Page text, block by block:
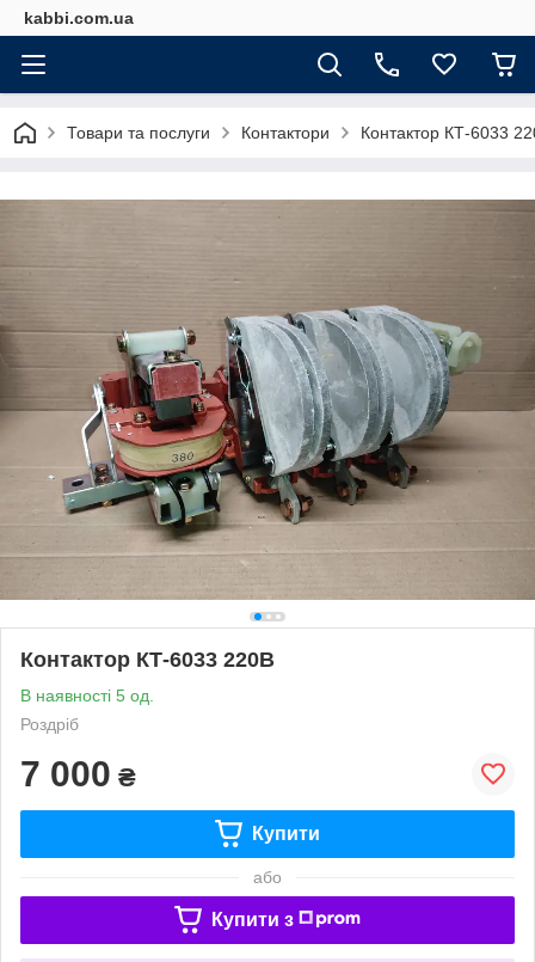
kabbi.com.ua
Товари та послуги Контактори Контактор КТ-6033
Контактор КТ-6033 220В
В наявності 5 од.
Роздріб
7 000 ₴
Купити
або
Купити з